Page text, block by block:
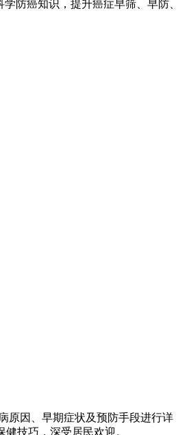
防癌知识，提升癌症早筛、早防、
原因、早期症状及预防手段进行详
技巧，深受居民欢迎。